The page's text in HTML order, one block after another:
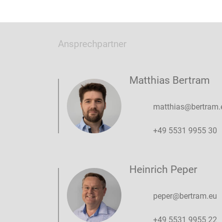
Ansprechpartner
Matthias Bertram
+49 5531 9955 30
Heinrich Peper
peper@bertram.eu
+49 5531 9955 22